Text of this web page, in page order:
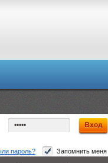
пароль? Запомнить меня